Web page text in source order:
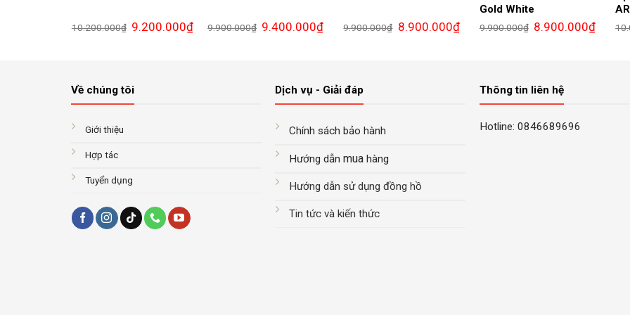
10.200.000₫ Giá
gốc
9.200.000₫Giá
hiện
9.900.000₫ Giá
gốc
9.400.000₫Giá
9.900.000₫ Giá
gốc
8.900.000₫Giá
hiện
Gold White
9.900.000₫ Giá
gốc
8.900.000₫Giá
hiện
Về chúng tôi
Giới thiệu
Hợp tác
Tuyển dụng
Dịch vụ - Giải đáp
Chính sách bảo hành
Hướng dẫnmua hàng
Hướng dẫn sử dụng đồng hồ
Tin tức và kiến thức
Thông tin liên hệ
Hotline: 0846689696